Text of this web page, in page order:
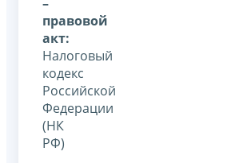
правовой
акт:
Налоговый
кодекс
Российской
Федерации
(НК
РФ)